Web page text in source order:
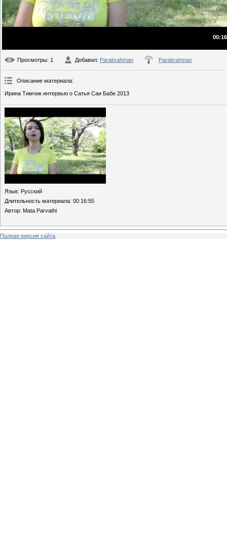
Просмотры: 1 Добавил: Parabrahman Parabrahman
Описание материала:
Ирина Тимчик интервью о Сатья Саи Бабе 2013
Язык: Русский
Длительность материала: 00:16:55
Автор: Mata Parvathi
Полная версия сайта